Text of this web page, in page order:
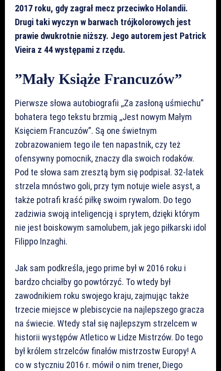
2017 roku, gdy zagrał mecz przeciwko Holandii.
Drugi taki wyczyn w barwach trójkolorowych jest
prawie dwukrotnie niższy. Jego autorem jest Patrick
Vieira z 44 występami z rzędu.
”Mały Książe Francuzów”
Pierwsze słowa autobiografii ,,Za zasłoną uśmiechu”
bohatera tego tekstu brzmią ,,Jest nowym Małym
Księciem Francuzów”. Są one świetnym
zobrazowaniem tego ile ten napastnik, czy też
ofensywny pomocnik, znaczy dla swoich rodaków.
Pod te słowa sam zresztą bym się podpisał. 32-latek
strzela mnóstwo goli, przy tym notuje wiele asyst, a
także potrafi kraść piłkę swoim rywalom. Do tego
zadziwia swoją inteligencją i sprytem, dzięki którym
nie jest boiskowym samolubem, jak jego piłkarski idol
Filippo Inzaghi.
Jak sam podkreśla, jego prime był w 2016 roku i
bardzo chciałby go powtórzyć. To wtedy był
zawodnikiem roku swojego kraju, zajmując także
trzecie miejsce w plebiscycie na najlepszego gracza
na świecie. Wtedy stał się najlepszym strzelcem w
historii występów Atletico w Lidze Mistrzów. Do tego
był królem strzelców finałów mistrzostw Europy! A
co w styczniu 2016 r. mówił o nim trener, Diego